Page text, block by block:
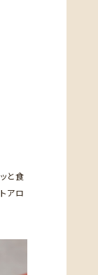
と食
アロ